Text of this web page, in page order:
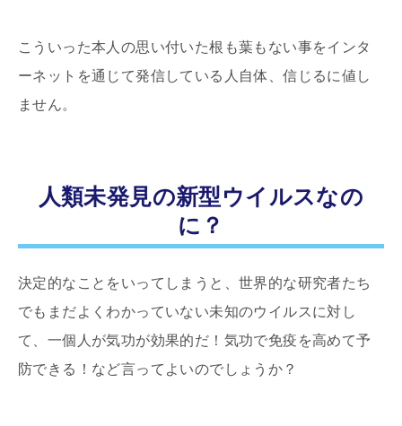
こういった本人の思い付いた根も葉もない事をインタ
ーネットを通じて発信している人自体、信じるに値し
ません。
人類未発見の新型ウイルスなの
に？
決定的なことをいってしまうと、世界的な研究者たち
でもまだよくわかっていない未知のウイルスに対し
て、一個人が気功が効果的だ！気功で免疫を高めて予
防できる！など言ってよいのでしょうか？